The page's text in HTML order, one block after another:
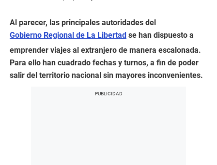
Al parecer, las principales autoridades del
Gobierno Regional de La Libertad se han dispuesto a
emprender viajes al extranjero de manera escalonada.
Para ello han cuadrado fechas y turnos, a fin de poder
salir del territorio nacional sin mayores inconvenientes.